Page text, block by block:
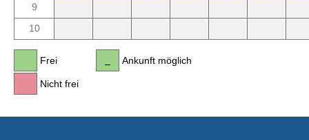
9
10
Frei
Nicht frei
Ankunft möglich